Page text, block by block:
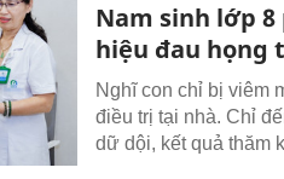
Nam sinh lớp
hiệu đau họng
Nghĩ con chỉ bị viêm
điều trị tại nhà. Chỉ
dữ dội, kết quả thăm